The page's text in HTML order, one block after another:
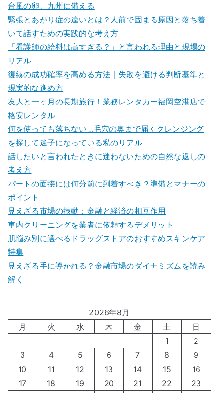
台風の卵、九州に備える
緊張とあがり症の違いとは？人前で固まる原因と落ち着
いて話すための実践的な考え方
「看護師の給料は高すぎる？」と言われる理由と現場の
リアル
復縁の成功確率を高める方法｜失敗を避ける判断基準と
現実的な進め方
友人と一ヶ月の長期旅行！業務レンタカー福岡空港店で
格安レンタル
何を使っても落ちない…毛穴の奥まで届くクレンジング
を探して迷子になっている私のリアル
話したいと言われたときに迷わないための自然な返しの
考え方
パートの面接には何分前に到着すべき？準備とマナーの
ポイント
見えざる市場の振動：金融と経済の相互作用
車内クリーニングを業者に依頼するデメリット
肌悩み別に選べるドラッグストアのおすすめスキンケア
特集
見えざる手に導かれる？金融市場のダイナミズムを読み
解く
2026年8月
月
火 水 木 金 土
日
1
2
3
4 5 6 7 8
9
10
11 12 13 14 15
16
17
18 19 20 21 22
23